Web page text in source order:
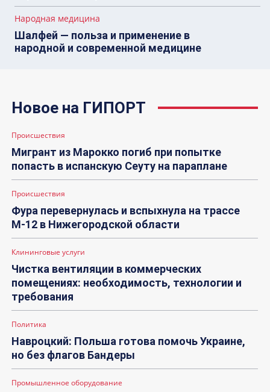
Народная медицина
Шалфей — польза и применение в
народной и современной медицине
Новое на ГИПОРТ
Происшествия
Мигрант из Марокко погиб при попытке
попасть в испанскую Сеуту на параплане
Происшествия
Фура перевернулась и вспыхнула на трассе
М-12 в Нижегородской области
Клининговые услуги
Чистка вентиляции в коммерческих
помещениях: необходимость, технологии и
требования
Политика
Навроцкий: Польша готова помочь Украине,
но без флагов Бандеры
Промышленное оборудование